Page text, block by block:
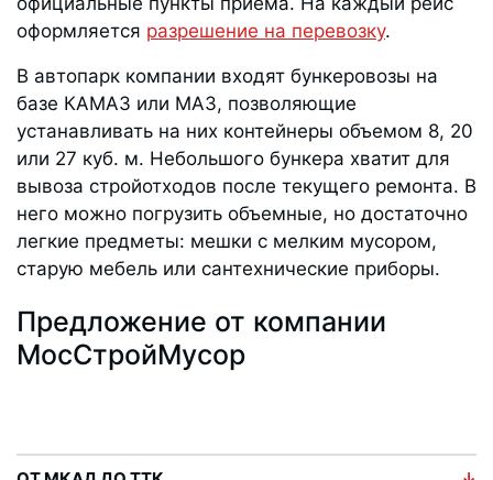
оформляется разрешение на перевозку.
В автопарк компании входят бункеровозы на
базе КАМАЗ или МАЗ, позволяющие
устанавливать на них контейнеры объемом 8, 20
или 27 куб. м. Небольшого бункера хватит для
вывоза стройотходов после текущего ремонта. В
него можно погрузить объемные, но достаточно
легкие предметы: мешки с мелким мусором,
старую мебель или сантехнические приборы.
Предложение от компании
МосСтройМусор